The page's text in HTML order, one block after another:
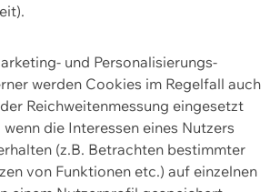
und Personalisierungs-
werden Cookies im Regelfall auch
Reichweitenmessung eingesetzt
die Interessen eines Nutzers
(z.B. Betrachten bestimmter
von Funktionen etc.) auf einzelnen